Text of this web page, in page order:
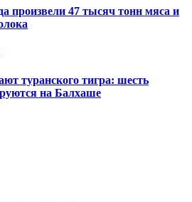
произвели 47 тысяч тонн мяса и
туранского тигра: шесть
на Балхаше